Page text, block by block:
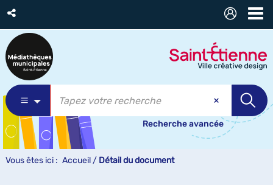
Recherche avancée
Vous êtes ici : Accueil / Détail du document